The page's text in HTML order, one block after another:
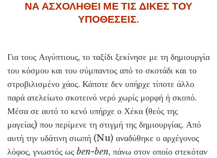
ΝΑ ΑΣΧΟΛΗΘΕΙ ΜΕ ΤΙΣ ΔΙΚΕΣ ΤΟΥ
ΥΠΟΘΕΣΕΙΣ.
Για τους Αιγύπτιους, το ταξίδι ξεκίνησε με τη δημιουργία
του κόσμου και του σύμπαντος από το σκοτάδι και το
στροβιλισμένο χάος. Κάποτε δεν υπήρχε τίποτε άλλο
παρά ατελείωτο σκοτεινό νερό χωρίς μορφή ή σκοπό.
Μέσα σε αυτό το κενό υπήρχε ο Χέκα (θεός της
μαγείας) που περίμενε τη στιγμή της δημιουργίας. Από
αυτή την υδάτινη σιωπή (Nu) αναδύθηκε ο αρχέγονος
λόφος, γνωστός ως ben-ben, πάνω στον οποίο στεκόταν